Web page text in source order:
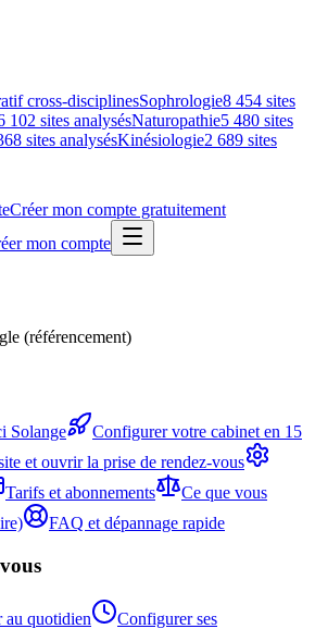
cross-disciplinesSophrologie8 454 sites
102 sites analysésNaturopathie5 480 sites
sites analysésKinésiologie2 689 sites
Créer mon compte gratuitement
mon compte
(référencement)
Solange
Configurer votre cabinet en 15
et ouvrir la prise de rendez-vous
Tarifs et abonnements
Ce que vous
FAQ et dépannage rapide
au quotidien
Configurer ses